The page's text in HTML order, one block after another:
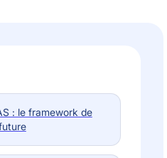
: le framework de